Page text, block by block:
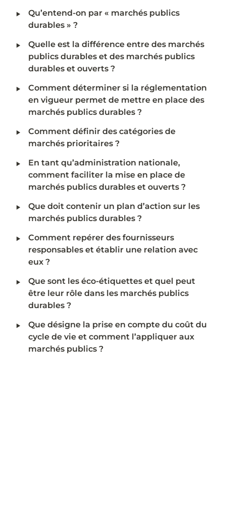
‣
Qu’entend-on par « marchés publics
durables » ?
‣
Quelle est la différence entre des marchés
publics durables et des marchés publics
durables et ouverts ?
‣
Comment déterminer si la réglementation
en vigueur permet de mettre en place des
marchés publics durables ?
‣
Comment définir des catégories de
marchés prioritaires ?
‣
En tant qu’administration nationale,
comment faciliter la mise en place de
marchés publics durables et ouverts ?
‣
Que doit contenir un plan d’action sur les
marchés publics durables ?
‣
Comment repérer des fournisseurs
responsables et établir une relation avec
eux ?
‣
Que sont les éco-étiquettes et quel peut
être leur rôle dans les marchés publics
durables ?
‣
Que désigne la prise en compte du coût du
cycle de vie et comment l’appliquer aux
marchés publics ?